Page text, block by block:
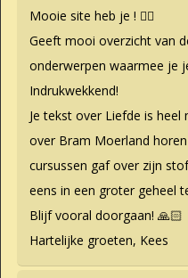
Mooie site heb je ! 👍🏼
Geeft mooi overzicht van
onderwerpen waarmee je
Indrukwekkend!
Je tekst over Liefde is
over Bram Moerland
cursussen gaf over zijn
eens in een groter geheel
Blijf vooral doorgaan! 🙏🏻
Hartelijke groeten, Kees